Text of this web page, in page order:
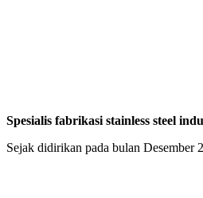
Spesialis fabrikasi stainless steel
Sejak didirikan pada bulan